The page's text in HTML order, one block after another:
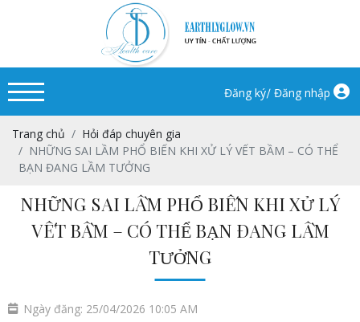
Đăng ký/ Đăng nhập
Trang chủ
Hỏi đáp chuyên gia
NHỮNG SAI LẦM PHỔ BIẾN KHI XỬ LÝ VẾT BẦM – CÓ THỂ
BẠN ĐANG LẦM TƯỞNG
NHỮNG SAI LẦM PHỔ BIẾN KHI XỬ LÝ
VẾT BẦM – CÓ THỂ BẠN ĐANG LẦM
TƯỞNG
Ngày đăng: 25/04/2026 10:05 AM